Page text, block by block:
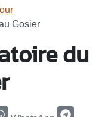
Gosier
du